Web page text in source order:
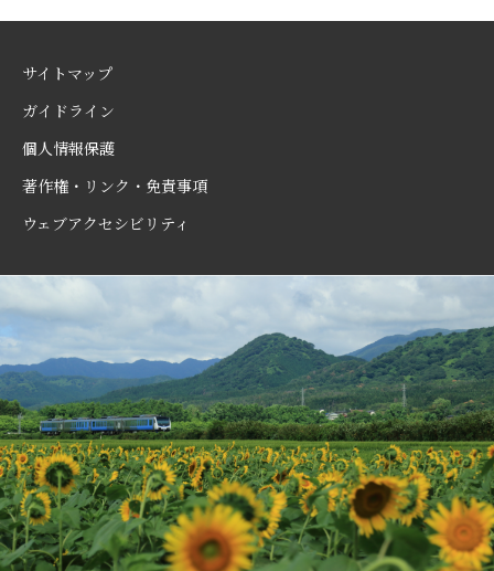
サイトマップ
ガイドライン
個人情報保護
著作権・リンク・免責事項
ウェブアクセシビリティ